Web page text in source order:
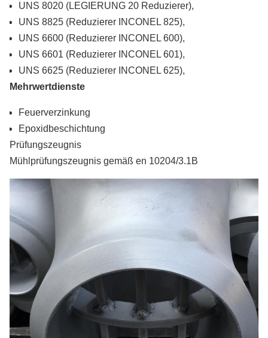
UNS 8020 (LEGIERUNG 20 Reduzierer),
UNS 8825 (Reduzierer INCONEL 825),
UNS 6600 (Reduzierer INCONEL 600),
UNS 6601 (Reduzierer INCONEL 601),
UNS 6625 (Reduzierer INCONEL 625),
Mehrwertdienste
Feuerverzinkung
Epoxidbeschichtung
Prüfungszeugnis
Mühlprüfungszeugnis gemäß en 10204/3.1B